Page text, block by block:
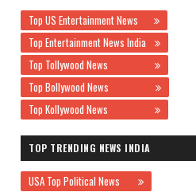
Top US Entertainment News
Top Entertainment News India
Top Tollywood News
Top Bollywood News
Top Kollywood News
TOP TRENDING NEWS INDIA
USA Top Political News